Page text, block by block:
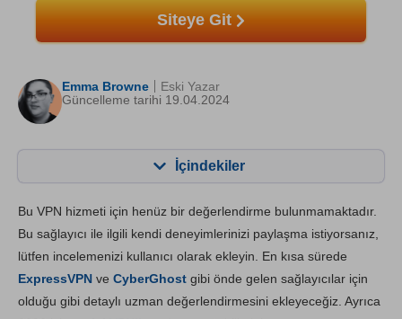
Siteye Git
Emma Browne
Güncelleme tarihi 19.04.2024
Eski Yazar
İçindekiler
Önemli Özellikler 6.6
Kurulum ve Uygulamalar 6.8
Bu VPN hizmeti için henüz bir değerlendirme bulunmamaktadır.
Bu sağlayıcı ile ilgili kendi deneyimlerinizi paylaşma istiyorsanız,
lütfen incelemenizi kullanıcı olarak ekleyin. En kısa sürede
ExpressVPN ve CyberGhost gibi önde gelen sağlayıcılar için
olduğu gibi detaylı uzman değerlendirmesini ekleyeceğiz. Ayrıca